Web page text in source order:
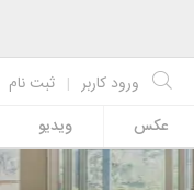
ثبت نام | ورود کاربر
عکس ویدیو